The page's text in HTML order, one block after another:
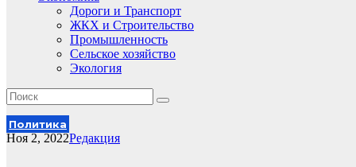
Дороги и Транспорт
ЖКХ и Строительство
Промышленность
Сельское хозяйство
Экология
Политика
Редакция
Ноя 2, 2022